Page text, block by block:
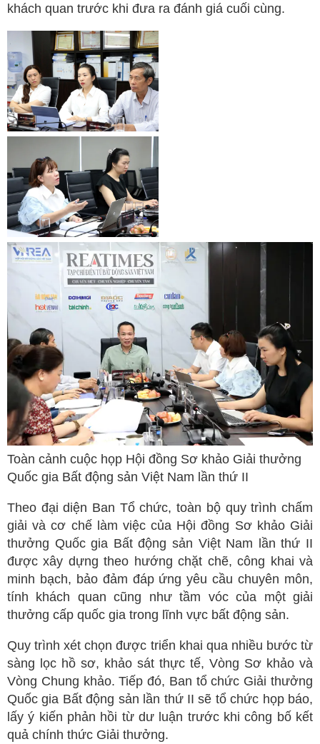
khách quan trước khi đưa ra đánh giá cuối cùng.
Toàn cảnh cuộc họp Hội đồng Sơ khảo Giải thưởng
Quốc gia Bất động sản Việt Nam lần thứ II
Theo đại diện Ban Tổ chức, toàn bộ quy trình chấm
giải và cơ chế làm việc của Hội đồng Sơ khảo Giải
thưởng Quốc gia Bất động sản Việt Nam lần thứ II
được xây dựng theo hướng chặt chẽ, công khai và
minh bạch, bảo đảm đáp ứng yêu cầu chuyên môn,
tính khách quan cũng như tầm vóc của một giải
thưởng cấp quốc gia trong lĩnh vực bất động sản.
Quy trình xét chọn được triển khai qua nhiều bước từ
sàng lọc hồ sơ, khảo sát thực tế, Vòng Sơ khảo và
Vòng Chung khảo. Tiếp đó, Ban tổ chức Giải thưởng
Quốc gia Bất động sản lần thứ II sẽ tổ chức họp báo,
lấy ý kiến phản hồi từ dư luận trước khi công bố kết
quả chính thức Giải thưởng.